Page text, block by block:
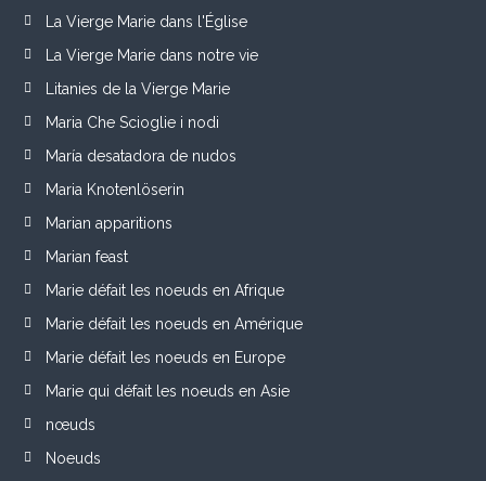
La Vierge Marie dans l'Église
La Vierge Marie dans notre vie
Litanies de la Vierge Marie
Maria Che Scioglie i nodi
María desatadora de nudos
Maria Knotenlöserin
Marian apparitions
Marian feast
Marie défait les noeuds en Afrique
Marie défait les noeuds en Amérique
Marie défait les noeuds en Europe
Marie qui défait les noeuds en Asie
nœuds
Noeuds